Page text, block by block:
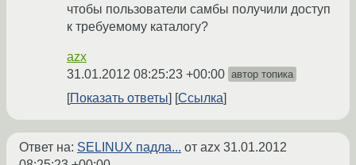
чтобы пользователи самбы получили доступ
к требуемому каталогу?
azx
31.01.2012 08:25:23 +00:00 автор топика
Показать ответы Ссылка
Ответ на: SELINUX падла... от azx 31.01.2012